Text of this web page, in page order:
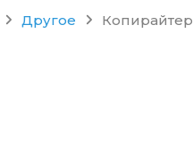
Другое Копирайтер